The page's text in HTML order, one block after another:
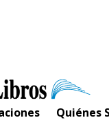
Quiénes